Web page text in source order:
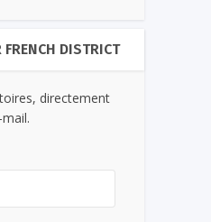
FRENCH DISTRICT
directement